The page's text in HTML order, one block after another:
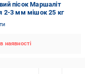
пісок Маршаліт
2-3 мм мішок 25 кг
наявності